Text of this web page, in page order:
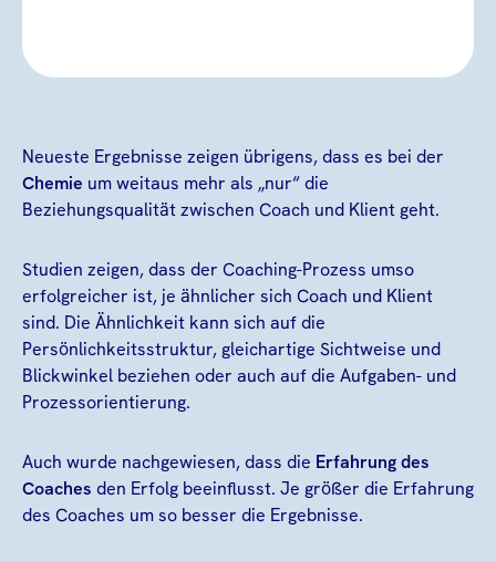
Neueste Ergebnisse zeigen übrigens, dass es bei der
Chemie um weitaus mehr als „nur“ die
Beziehungsqualität zwischen Coach und Klient geht.
Studien zeigen, dass der Coaching-Prozess umso
erfolgreicher ist, je ähnlicher sich Coach und Klient
sind. Die Ähnlichkeit kann sich auf die
Persönlichkeitsstruktur, gleichartige Sichtweise und
Blickwinkel beziehen oder auch auf die Aufgaben- und
Prozessorientierung.
Auch wurde nachgewiesen, dass die Erfahrung des
Coaches den Erfolg beeinflusst. Je größer die Erfahrung
des Coaches um so besser die Ergebnisse.